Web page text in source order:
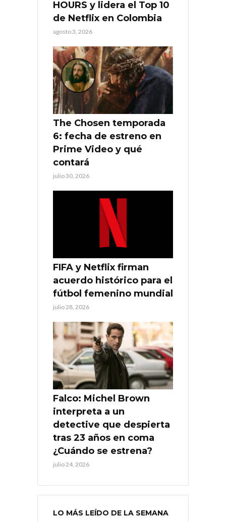
HOURS y lidera el Top 10
de Netflix en Colombia
agosto 3, 2026
The Chosen temporada
6: fecha de estreno en
Prime Video y qué
contará
julio 30, 2026
FIFA y Netflix firman
acuerdo histórico para el
fútbol femenino mundial
julio 28, 2026
Falco: Michel Brown
interpreta a un
detective que despierta
tras 23 años en coma
¿Cuándo se estrena?
julio 24, 2026
LO MÁS LEÍDO DE LA SEMANA